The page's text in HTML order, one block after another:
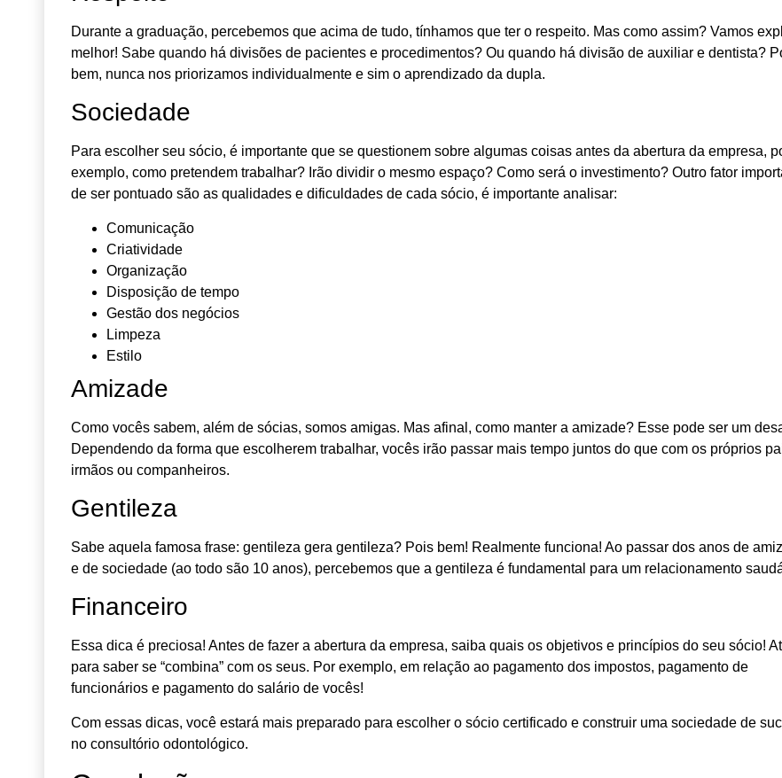
Durante a graduação, percebemos que acima de tudo, tínhamos que ter o respeito. Mas como assim? Vamos
melhor! Sabe quando há divisões de pacientes e procedimentos? Ou quando há divisão de auxiliar e dentista?
bem, nunca nos priorizamos individualmente e sim o aprendizado da dupla.
Sociedade
Para escolher seu sócio, é importante que se questionem sobre algumas coisas antes da abertura da empresa,
exemplo, como pretendem trabalhar? Irão dividir o mesmo espaço? Como será o investimento? Outro fator
de ser pontuado são as qualidades e dificuldades de cada sócio, é importante analisar:
Comunicação
Criatividade
Organização
Disposição de tempo
Gestão dos negócios
Limpeza
Estilo
Amizade
Como vocês sabem, além de sócias, somos amigas. Mas afinal, como manter a amizade? Esse pode ser um
Dependendo da forma que escolherem trabalhar, vocês irão passar mais tempo juntos do que com os próprios
irmãos ou companheiros.
Gentileza
Sabe aquela famosa frase: gentileza gera gentileza? Pois bem! Realmente funciona! Ao passar dos anos de
e de sociedade (ao todo são 10 anos), percebemos que a gentileza é fundamental para um relacionamento
Financeiro
Essa dica é preciosa! Antes de fazer a abertura da empresa, saiba quais os objetivos e princípios do seu sócio!
para saber se “combina” com os seus. Por exemplo, em relação ao pagamento dos impostos, pagamento de
funcionários e pagamento do salário de vocês!
Com essas dicas, você estará mais preparado para escolher o sócio certificado e construir uma sociedade de
no consultório odontológico.